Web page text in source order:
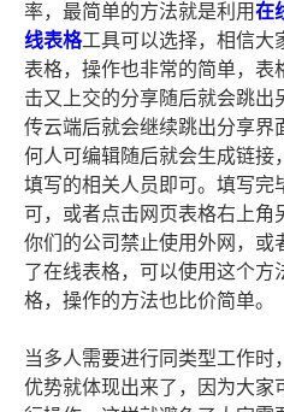
率，最简单的方法就是利用在
线表格工具可以选择，相信大
表格，操作也非常的简单，表
击又上交的分享随后就会跳出
传云端后就会继续跳出分享界
何人可编辑随后就会生成链接
填写的相关人员即可。填写完
可，或者点击网页表格右上角
你们的公司禁止使用外网，或
了在线表格，可以使用这个方
格，操作的方法也比价简单。
当多人需要进行同类型工作时
优势就体现出来了，因为大家